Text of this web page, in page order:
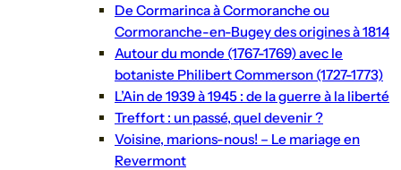
De Cormarinca à Cormoranche ou
Cormoranche-en-Bugey des origines à 1814
Autour du monde (1767-1769) avec le
botaniste Philibert Commerson (1727-1773)
L’Ain de 1939 à 1945 : de la guerre à la liberté
Treffort : un passé, quel devenir ?
Voisine, marions-nous! – Le mariage en
Revermont